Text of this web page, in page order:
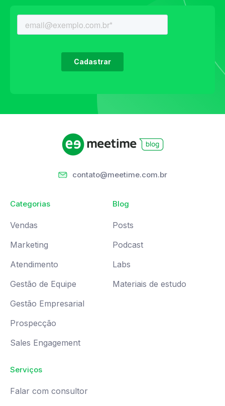
contato@meetime.com.br
Categorias
Vendas
Marketing
Atendimento
Gestão de Equipe
Gestão Empresarial
Prospecção
Sales Engagement
Blog
Posts
Podcast
Labs
Materiais de estudo
Serviços
Falar com consultor